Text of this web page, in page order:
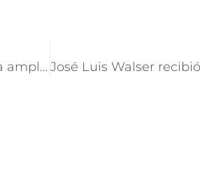
La Feria Costanera presenta una amplia variedad de eventos en Semana Santa